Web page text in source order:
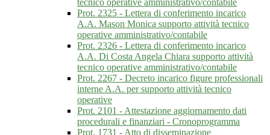
tecnico operative amministrativo/contabile
Prot. 2325 - Lettera di conferimento incarico
A.A. Mason Monica supporto attività tecnico
operative amministrativo/contabile
Prot. 2326 - Lettera di conferimento incarico
A.A. Di Costa Angela Chiara supporto attività
tecnico operative amministrativo/contabile
Prot. 2267 - Decreto incarico figure professionali
interne A.A. per supporto attività tecnico
operative
Prot. 2101 - Attestazione aggiornamento dati
procedurali e finanziari - Cronoprogramma
Prot. 1731 - Atto di disseminazione